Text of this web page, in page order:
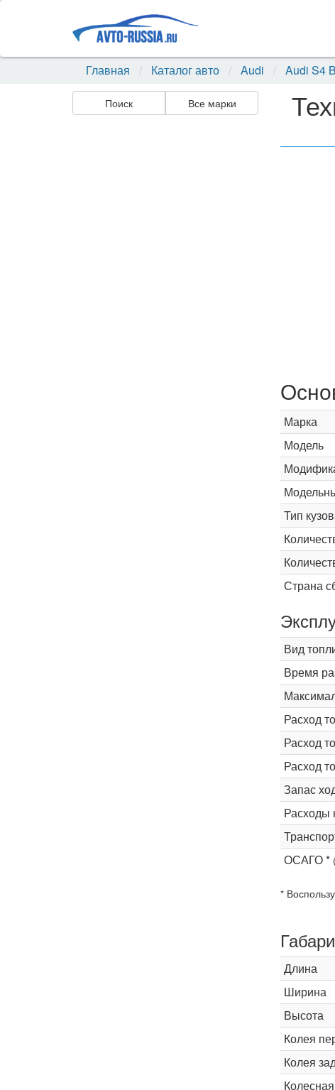
Главная Каталог авто Audi Audi S4
Поиск Все марки
Марка
Модель
Тип
Страна
Вид
Время
Расход
Расход
Расход
Запас
Расходы
ОСАГО *
*
Длина
Ширина
Высота
Колея
Колея